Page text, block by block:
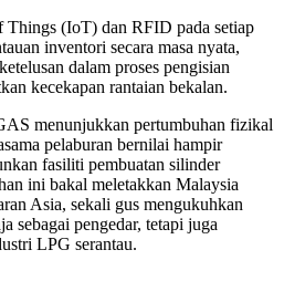
Things (IoT) dan RFID pada setiap
inventori secara masa nyata,
dalam proses pengisian
kecekapan rantaian bekalan.
menunjukkan pertumbuhan fizikal
pelaburan bernilai hampir
fasiliti pembuatan silinder
ini bakal meletakkan Malaysia
Asia, sekali gus mengukuhkan
sebagai pengedar, tetapi juga
LPG serantau.